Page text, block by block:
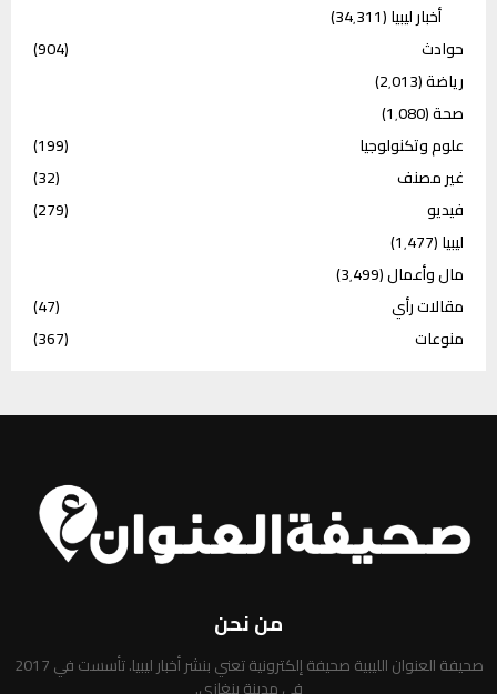
أخبار ليبيا(34٬311)
حوادث
(904)
رياضة(2٬013)
صحة(1٬080)
علوم وتكنولوجيا
(199)
غير مصنف
(32)
فيديو
(279)
ليبيا(1٬477)
مال وأعمال(3٬499)
مقالات رأي
(47)
منوعات
(367)
من نحن
صحيفة العنوان الليبية صحيفة إلكترونية تعني بنشر أخبار ليبيا. تأسست في 2017